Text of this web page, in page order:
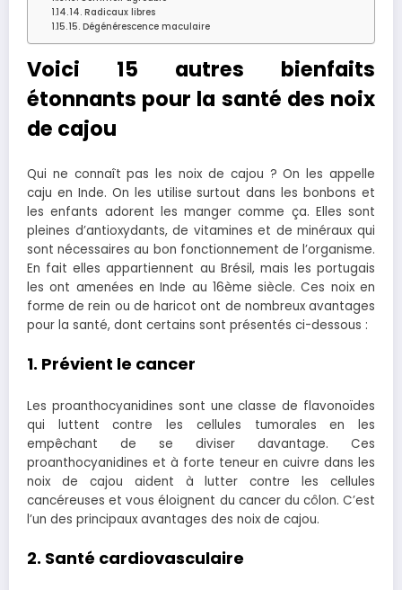
14. Radicaux libres
15. Dégénérescence maculaire
Voici 15 autres bienfaits
étonnants pour la santé des noix
de cajou
Qui ne connaît pas les noix de cajou ? On les appelle
caju en Inde. On les utilise surtout dans les bonbons et
les enfants adorent les manger comme ça. Elles sont
pleines d’antioxydants, de vitamines et de minéraux qui
sont nécessaires au bon fonctionnement de l’organisme.
En fait elles appartiennent au Brésil, mais les portugais
les ont amenées en Inde au 16ème siècle. Ces noix en
forme de rein ou de haricot ont de nombreux avantages
pour la santé, dont certains sont présentés ci-dessous :
1. Prévient le cancer
Les proanthocyanidines sont une classe de flavonoïdes
qui luttent contre les cellules tumorales en les
empêchant de se diviser davantage. Ces
proanthocyanidines et à forte teneur en cuivre dans les
noix de cajou aident à lutter contre les cellules
cancéreuses et vous éloignent du cancer du côlon. C’est
l’un des principaux avantages des noix de cajou.
2. Santé cardiovasculaire